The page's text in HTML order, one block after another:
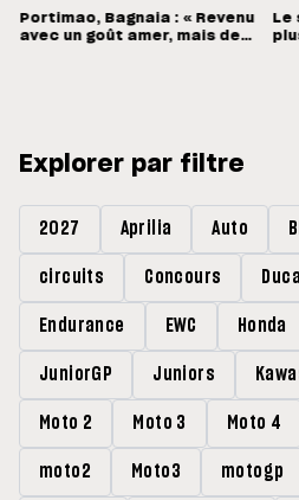
Portimao, Bagnaia : « Revenu
avec un goût amer, mais des
Le
Explorer par filtre
2027 Aprilia Auto
circuits Concours
Endurance EWC Honda
JuniorGP Juniors
Moto 2 Moto 3 Moto 4
moto2 Moto3 motogp